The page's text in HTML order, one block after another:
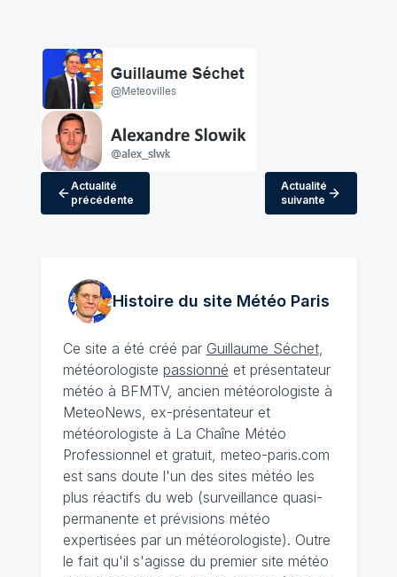
Actualité
précédente
Actualité
suivante
Histoire du site MétéoParis
Ce site a été créé par Guillaume Séchet,
météorologiste passionné et présentateur
météo à BFMTV, ancien météorologiste à
MeteoNews, ex-présentateur et
météorologiste à La Chaîne Météo
Professionnel et gratuit, meteo-paris.com
est sans doute l'un des sites météo les
plus réactifs du web (surveillance quasi-
permanente et prévisions météo
expertisées par un météorologiste). Outre
le fait qu'il s'agisse du premier site météo